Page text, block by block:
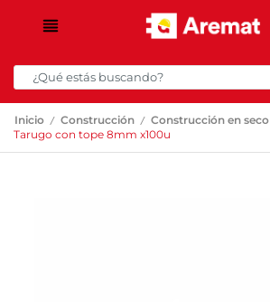
Inicio / Construcción / Construcción en seco
Tarugo con tope 8mm x100u